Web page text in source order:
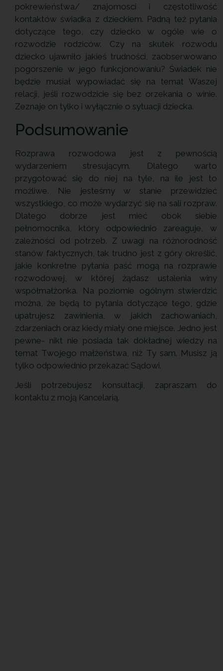
pokrewieństwa/ znajomosci i częstotliwość
kontaktów świadka z dzieckiem. Padną też pytania
dotyczące tego, czy dziecko w ogóle wie o
rozwodzie rodziców. Czy na skutek rozwodu
dziecko ujawniło jakieś trudności, zaobserwowano
pogorszenie w jego funkcjonowaniu? Świadek nie
będzie musiał wypowiadać się na temat Waszej
relacji, jeśli rozwodzicie się bez orzekania o winie.
Zeznaje on tylko i wyłącznie o sytuacji dziecka.
Podsumowanie
Rozprawa rozwodowa jest z pewnością
wydarzeniem stresującym. Dlatego warto
przygotować się do niej na tyle, na ile jest to
możliwe. Nie jesteśmy w stanie przewidzieć
wszystkiego, co może wydarzyć się na sali rozpraw.
Dlatego dobrze jest mieć obok siebie
pełnomocnika, który odpowiednio zareaguje, w
zależności od potrzeb. Z uwagi na różnorodność
stanów faktycznych, tak trudno jest z góry określić,
jakie konkretne pytania paść mogą na rozprawie
rozwodowej, w której żądasz ustalenia winy
współmałżonka. Na poziomie ogólnym stwierdzić
można, że będą to pytania dotyczące tego, gdzie
upatrujesz zawinienia, w jakich zachowaniach,
zdarzeniach oraz kiedy miały one miejsce. Jedno jest
pewne- nikt nie posiada tak dokładnej wiedzy na
temat Twojego małżeństwa, niż Ty sam. Musisz ją
tylko odpowiednio przekazać Sądowi.
Jeśli potrzebujesz konsultacji, zapraszam do
kontaktu z moją Kancelarią.